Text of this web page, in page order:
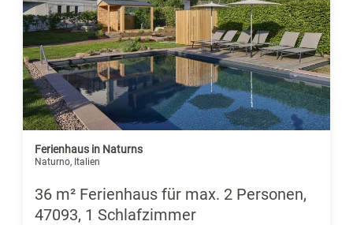
Ferienhaus in Naturns
Naturno, Italien
36 m² Ferienhaus für max. 2 Personen,
47093, 1 Schlafzimmer